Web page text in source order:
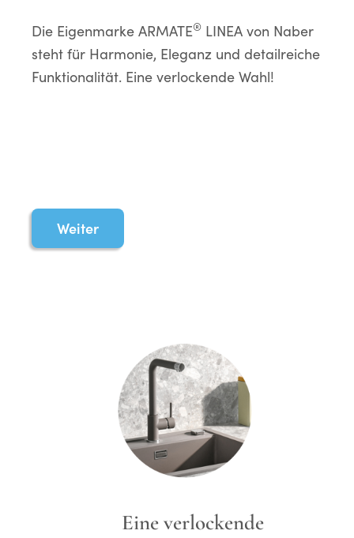
Die Eigenmarke ARMATE® LINEA von Naber
steht für Harmonie, Eleganz und detailreiche
Funktionalität. Eine verlockende Wahl!
Weiter
Eine verlockende